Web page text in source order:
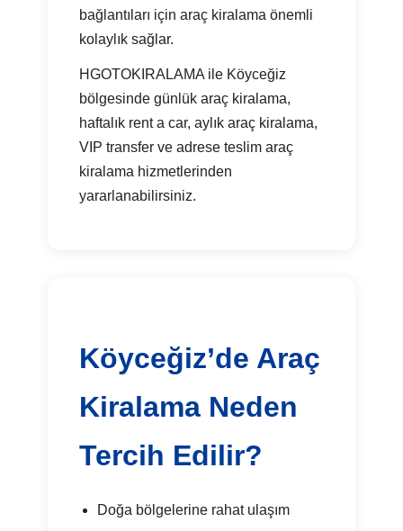
bağlantıları için araç kiralama önemli
kolaylık sağlar.
HGOTOKIRALAMA ile Köyceğiz
bölgesinde günlük araç kiralama,
haftalık rent a car, aylık araç kiralama,
VIP transfer ve adrese teslim araç
kiralama hizmetlerinden
yararlanabilirsiniz.
Köyceğiz’de Araç
Kiralama Neden
Tercih Edilir?
Doğa bölgelerine rahat ulaşım